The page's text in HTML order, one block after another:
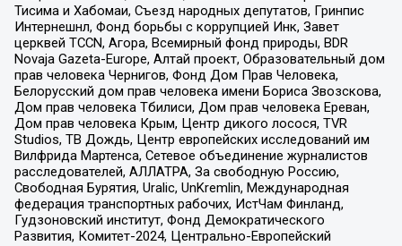
Тисима и Хабомаи, Съезд народных депутатов, Гринпис
Интернешнл, Фонд борьбы с коррупцией Инк, Завет
церквей TCCN, Агора, Всемирный фонд природы, BDR
Novaja Gazeta-Europe, Алтай проект, Образовательный дом
прав человека Чернигов, Фонд Дом Прав Человека,
Белорусский дом прав человека имени Бориса Звозскова,
Дом прав человека Тбилиси, Дом прав человека Ереван,
Дом прав человека Крым, Центр дикого лосося, TVR
Studios, ТВ Дождь, Центр европейских исследований им
Вилфрида Мартенса, Сетевое объединение журналистов
расследователей, АЛЛАТРА, За свободную Россию,
Свободная Бурятия, Uralic, UnKremlin, Международная
федерация транспортных рабочих, ИстЧам Финланд,
Гудзоновский институт, Фонд Демократического
Развития, Комитет-2024, Центрально-Европейский